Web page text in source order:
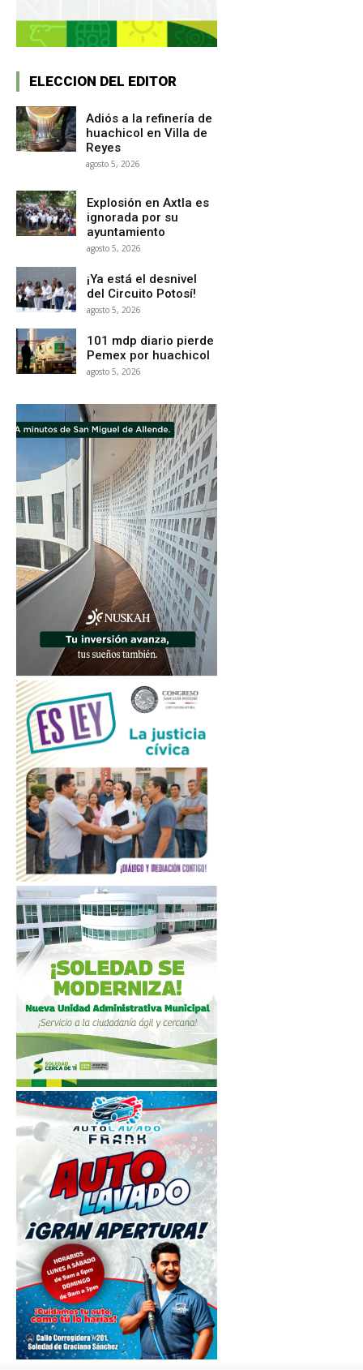
ELECCION DEL EDITOR
Adiós a la refinería de
huachicol en Villa de
Reyes
agosto 5, 2026
Explosión en Axtla es
ignorada por su
ayuntamiento
agosto 5, 2026
¡Ya está el desnivel
del Circuito Potosí!
agosto 5, 2026
101 mdp diario pierde
Pemex por huachicol
agosto 5, 2026